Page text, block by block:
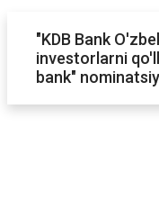
"KDB Bank
investorlarni
bank"